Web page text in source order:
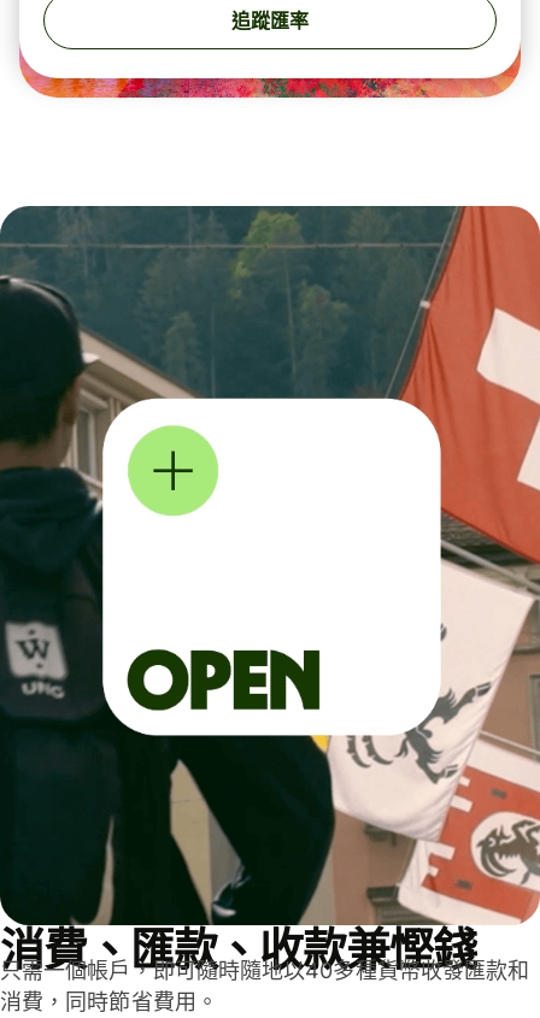
追蹤匯率
消費、匯款、收款兼慳錢
只需一個帳戶，即可隨時隨地以40多種貨幣收發匯款和
消費，同時節省費用。